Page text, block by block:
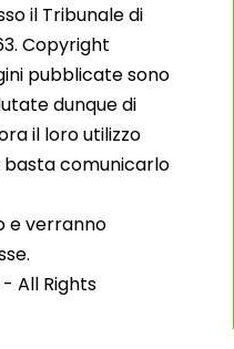
il Tribunale di
Copyright
pubblicate sono
dunque di
il loro utilizzo
basta comunicarlo
e verranno
All Rights